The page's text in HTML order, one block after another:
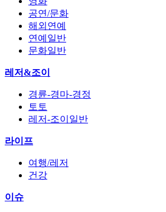
공연/문화
해외연예
연예일반
문화일반
레저&조이
경륜-경마-경정
토토
레저-조이일반
라이프
여행/레저
건강
이슈